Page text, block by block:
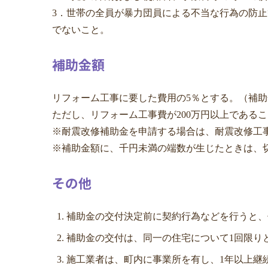
3．世帯の全員が暴力団員による不当な行為の防
でないこと。
補助金額
リフォーム工事に要した費用の5％とする。（補
ただし、リフォーム工事費が200万円以上である
※耐震改修補助金を申請する場合は、耐震改修工
※補助金額に、千円未満の端数が生じたときは、
その他
補助金の交付決定前に契約行為などを行うと
補助金の交付は、同一の住宅について1回限り
施工業者は、町内に事業所を有し、1年以上